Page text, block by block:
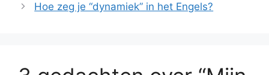
Hoe zeg je “dynamiek” in het Engels?